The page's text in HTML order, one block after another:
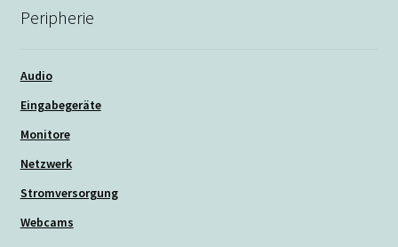
Peripherie
Audio
Eingabegeräte
Monitore
Netzwerk
Stromversorgung
Webcams